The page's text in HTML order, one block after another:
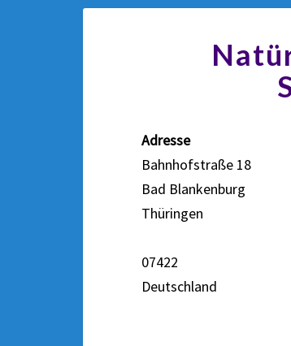
Adresse
Bahnhofstraße 18
Bad Blankenburg
Thüringen
07422
Deutschland